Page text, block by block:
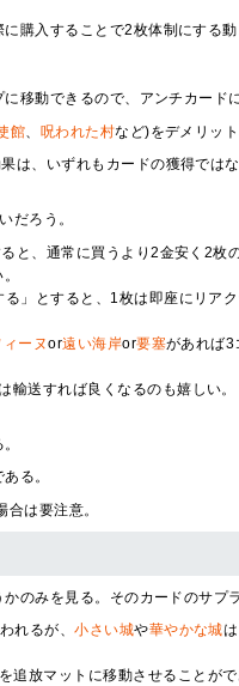
購入することで2枚体制にする動
移動できるので、アンチカード
館 呪われた村など)をデメリッ
は、いずれもカードの獲得ではな
だろう。
、通常に買うより2金安く2枚
」とすると、1枚は即座にリア
ィーヌor遠い海岸or要塞があれば3
送すれば良くなるのも嬉しい。
る。
は要注意。
みを見る。そのカードのサプ
れるが、小さい城や華やかな城
放マットに移動させることがで